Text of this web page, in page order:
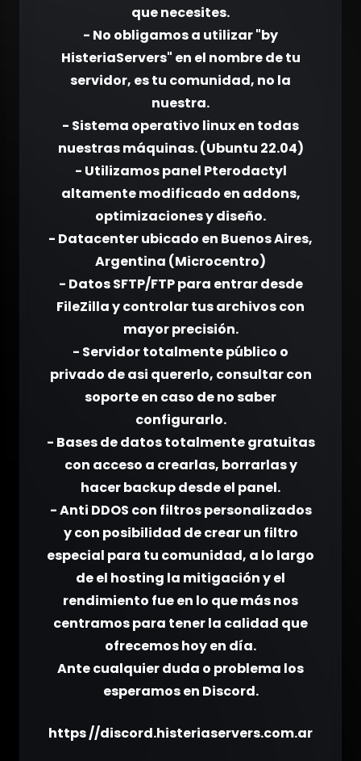
https //discord.histeriaservers.com.ar
que necesites.
- No obligamos a utilizar "by
HisteriaServers" en el nombre de tu
servidor, es tu comunidad, no la
nuestra.
- Sistema operativo linux en todas
nuestras máquinas. (Ubuntu 22.04)
- Utilizamos panel Pterodactyl
altamente modificado en addons,
optimizaciones y diseño.
- Datacenter ubicado en Buenos Aires,
Argentina (Microcentro)
- Datos SFTP/FTP para entrar desde
FileZilla y controlar tus archivos con
mayor precisión.
- Servidor totalmente público o
privado de asi quererlo, consultar con
soporte en caso de no saber
configurarlo.
- Bases de datos totalmente gratuitas
con acceso a crearlas, borrarlas y
hacer backup desde el panel.
- Anti DDOS con filtros personalizados
y con posibilidad de crear un filtro
especial para tu comunidad, a lo largo
de el hosting la mitigación y el
rendimiento fue en lo que más nos
centramos para tener la calidad que
ofrecemos hoy en día.
Ante cualquier duda o problema los
esperamos en Discord.